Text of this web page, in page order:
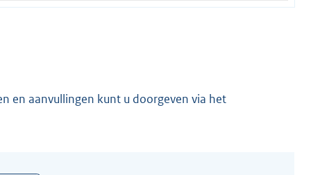
en aanvullingen kunt u doorgeven via het